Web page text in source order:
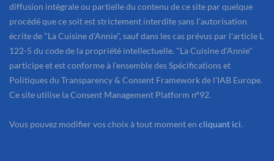
diffusion intégrale ou partielle du contenu de ce site par quelque
procédé que ce soit est strictement interdite sans l'autorisation
écrite de "La Cuisine d'Annie", sauf dans les cas prévus par l'article L
122-5 du code de la propriété intellectuelle. "La Cuisine d'Annie"
participe et est conforme à l'ensemble des Spécifications et
Politiques du Transparency & Consent Framework de l'IAB Europe.
Ce site utilise la Consent Management Platform n°92.
Vous pouvez modifier vos choix à tout moment en cliquant ici.